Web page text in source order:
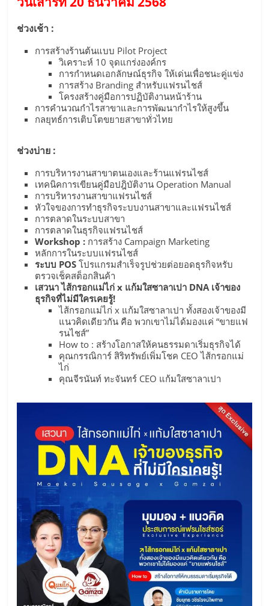
เปิด
ร้าน
ปรึกษา
ฟรี,
บริการ
พัฒนา
ระบบ
แฟ
รน
ไชส์"
ประเทศไทย,
ThaiSMEsCenter,
ไทย,
SMEs,
แฟ
ช่วงเช้า :
การสร้างร้านต้นแบบ Pilot Project
วิเคราะห์ 10 จุดแกร่งองค์กร
การกำหนดเอกลักษณ์ธุรกิจ ให้เด่นเพื่อชนะคู่แข่ง
การสร้าง Branding สำหรับแฟรนไชส์
โครงสร้างคู่มือการปฏิบัติงานหน้าร้าน
การคำนวณกำไรสาขาและการพัฒนากำไรให้สูงขึ้น
กลยุทธ์การเติบโตขยายสาขาทั่วไทย
ช่วงบ่าย :
การบริหารงานสาขาตนเองและร้านแฟรนไชส์
เทคนิคการเขียนคู่มือปฎิบัติงาน Operation Manual
การบริหารงานสาขาแฟรนไชส์
หัวใจของการทำธุรกิจระบบงานสาขาและแฟรนไชส์
การตลาดในระบบสาขา
การตลาดในธุรกิจแฟรนไชส์
Workshop : การสร้าง Campaign Marketing
หลักการในระบบแฟรนไชส์
ระบบ POS โปรแกรมสำเร็จรูปช่วยต่อยอดธุรกิจหรับ
ตรวจเช็คสต็อกสินค้า
เสวนา ไส้กรอกแม่ไก่ x แก้มใสซาลาเปา DNA เจ้าของ
ธุรกิจที่ไม่มีใครเคยรู้!
ไส้กรอกแม่ไก่ x แก้มใสซาลาเปา ทั้งสองเจ้าของมี
แนวคิดเดียวกัน คือ พวกเขาไม่ได้มองแค่ “ขายแฟ
รนไชส์”
How to : สร้างโอกาสให้คนธรรมดาเริ่มธุรกิจได้
คุณกรรณิการ์ สิริทรัพย์เพิ่มโชค CEO ไส้กรอกแม่
ไก่
คุณจีรนันท์ ทะจันทร์ CEO แก้มใสซาลาเปา